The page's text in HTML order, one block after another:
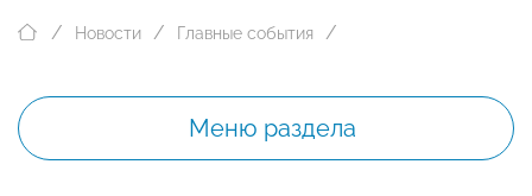
Новости Главные события
Меню раздела